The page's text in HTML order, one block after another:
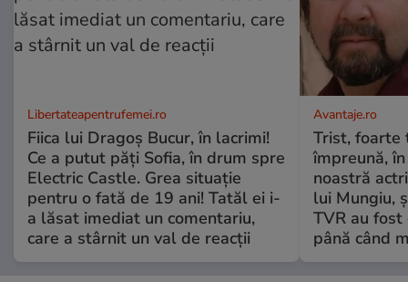
Libertateapentrufemei.ro
Fiica lui Dragoș Bucur, în lacrimi!
Ce a putut păți Sofia, în drum spre
Electric Castle. Grea situație
pentru o fată de 19 ani! Tatăl ei i-
a lăsat imediat un comentariu,
care a stârnit un val de reacții
Avantaje.ro
Trist, foarte
împreună,
noastră
lui Mungiu,
TVR au
până când